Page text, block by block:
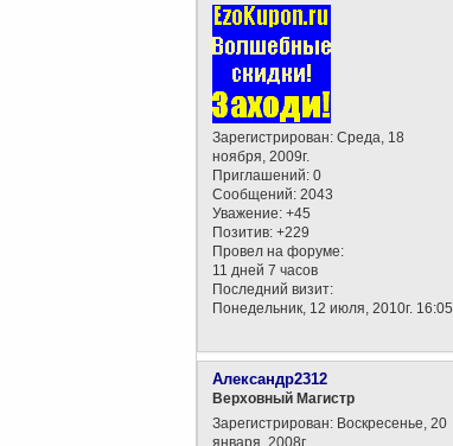
Зарегистрирован: Среда, 18
ноября, 2009г.
Приглашений: 0
Сообщений: 2043
Уважение: +45
Позитив: +229
Провел на форуме:
11 дней 7 часов
Последний визит:
Понедельник, 12 июля, 2010г. 16:05
Александр2312
Верховный Магистр
Зарегистрирован: Воскресенье, 20
января, 2008г.